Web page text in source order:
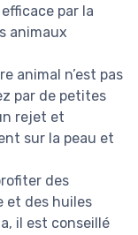
par la
animaux
animal n’est pas
par de petites
rejet et
sur la peau et
des
et des huiles
il est conseillé